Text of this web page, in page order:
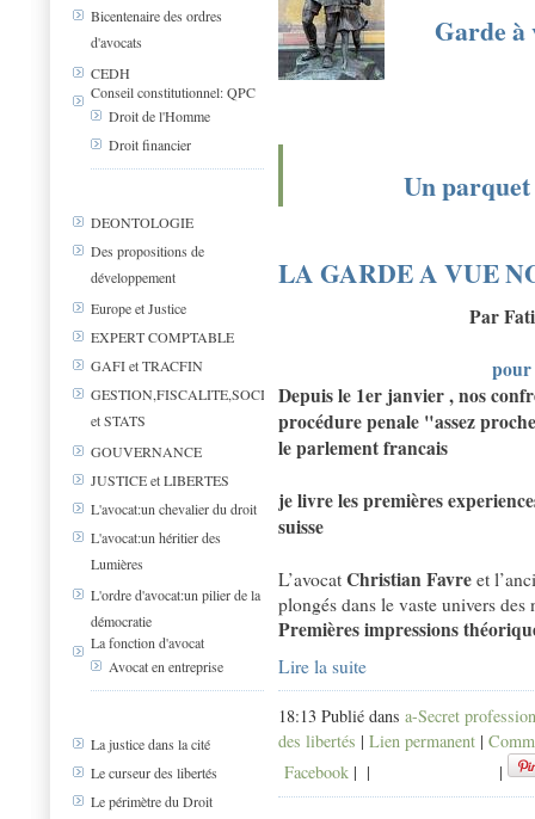
Bicentenaire des ordres
d'avocats
CEDH
Conseil constitutionnel: QPC
Droit de l'Homme
Droit financier
DEONTOLOGIE
Des propositions de
développement
Europe et Justice
EXPERT COMPTABLE
GAFI et TRACFIN
GESTION,FISCALITE,SOCIAL
et STATS
GOUVERNANCE
JUSTICE et LIBERTES
L'avocat:un chevalier du droit
L'avocat:un héritier des
Lumières
L'ordre d'avocat:un pilier de la
démocratie
La fonction d'avocat
Avocat en entreprise
La justice dans la cité
Le curseur des libertés
Le périmètre du Droit
Garde à
Un parquet
LA GARDE A VUE
Par
Depuis le 1er janvier , nos
procédure penale "assez
le parlement francais
je livre les premières
suisse
L’avocat Christian Favre et
plongés dans le vaste univers
Premières impressions
Lire la suite
18:13 Publié dans a-Secret
des libertés | Lien permanent |
Facebook | | |